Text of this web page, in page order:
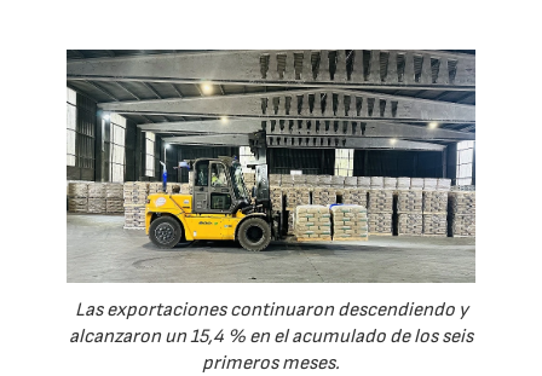
Las exportaciones continuaron descendiendo y
alcanzaron un 15,4 % en el acumulado de los seis
primeros meses.